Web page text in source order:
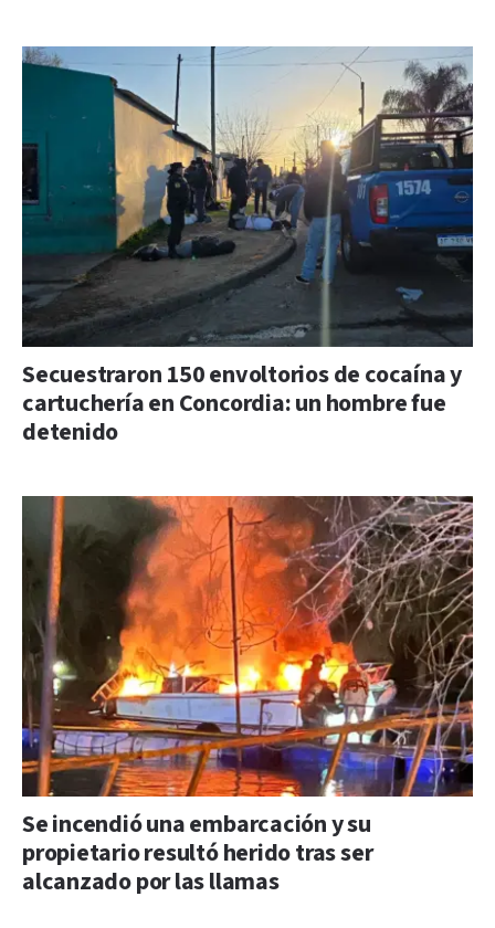
Secuestraron 150 envoltorios de cocaína y
cartuchería en Concordia: un hombre fue
detenido
Se incendió una embarcación y su
propietario resultó herido tras ser
alcanzado por las llamas